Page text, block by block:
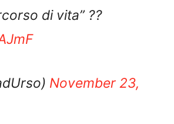
di vita” ?️‍?
November 23,